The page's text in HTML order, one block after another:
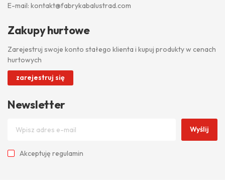
E-mail: kontakt@fabrykabalustrad.com
Zakupy hurtowe
Zarejestruj swoje konto stałego klienta i kupuj produkty w cenach
hurtowych
zarejestruj się
Newsletter
Wyślij
Akceptuję regulamin